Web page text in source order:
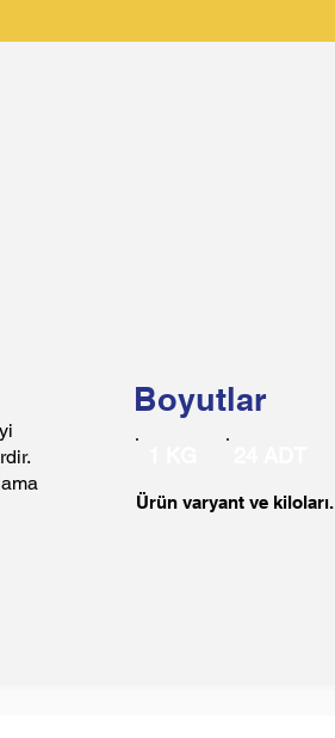
Boyutlar
Ürün varyant ve kiloları.